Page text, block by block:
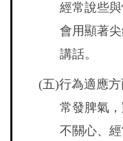
經常說些
會用顯著
講話。
(五)行為適應方
常發脾氣
不關心、